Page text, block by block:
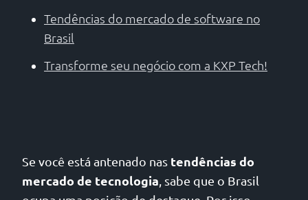
Tendências do mercado de software no
Brasil
Transforme seu negócio com a KXP Tech!
Se você está antenado nas tendências do
mercado de tecnologia, sabe que o Brasil